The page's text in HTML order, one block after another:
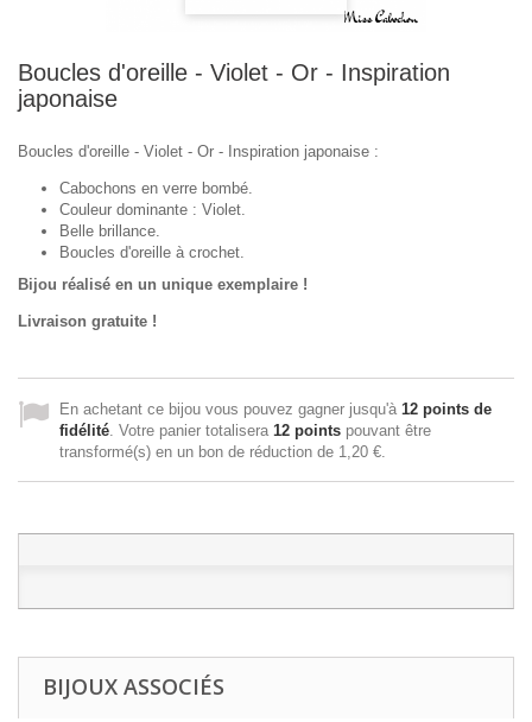
Boucles d'oreille - Violet - Or - Inspiration
japonaise
Boucles d'oreille - Violet - Or - Inspiration japonaise :
Cabochons en verre bombé.
Couleur dominante : Violet.
Belle brillance.
Boucles d'oreille à crochet.
Bijou réalisé en un unique exemplaire !
Livraison gratuite !
En achetant ce bijou vous pouvez gagner jusqu'à 12 points de
fidélité. Votre panier totalisera 12 points pouvant être
transformé(s) en un bon de réduction de 1,20 €.
BIJOUX ASSOCIÉS